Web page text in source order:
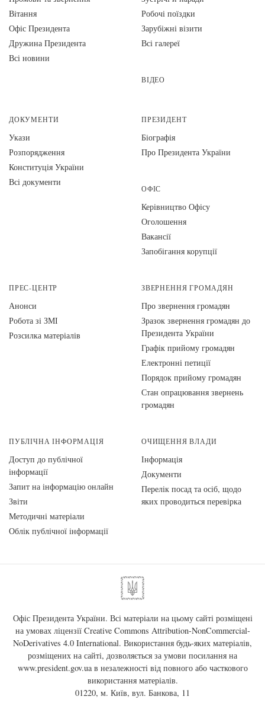
Вiтання
Офіс Президента
Дружина Президента
Всі новини
Робочі поїздки
Зарубіжні візити
Всі галереї
ВІДЕО
ДОКУМЕНТИ
Укази
Розпорядження
Конституція України
Всі документи
ПРЕЗИДЕНТ
Біографія
Про Президента України
ОФІС
Керівництво Офісу
Оголошення
Вакансії
Запобігання корупції
ПРЕС-ЦЕНТР
Анонси
Робота зі ЗМІ
Розсилка матеріалів
ЗВЕРНЕННЯ ГРОМАДЯН
Про звернення громадян
Зразок звернення громадян до
Президента України
Графік прийому громадян
Електронні петиції
Порядок прийому громадян
Стан опрацювання звернень
громадян
ПУБЛІЧНА ІНФОРМАЦІЯ
Доступ до публічної
інформації
Запит на інформацію онлайн
Звіти
Методичні матеріали
Облік публічної інформації
ОЧИЩЕННЯ ВЛАДИ
Інформація
Документи
Перелік посад та осіб, щодо
яких проводиться перевірка
Офіс Президента України. Всі матеріали на цьому сайті розміщені
на умовах ліцензії Creative Commons Attribution-NonCommercial-
NoDerivatives 4.0 International. Використання будь-яких матеріалів,
розміщених на сайті, дозволяється за умови посилання на
www.president.gov.uaв незалежності від повного або часткового
використання матеріалів.
01220, м. Київ, вул. Банкова, 11